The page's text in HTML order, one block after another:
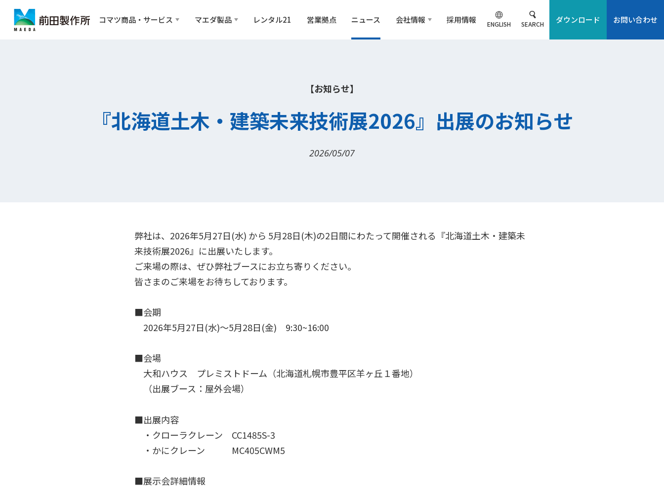
コマツ商品・サービス マエダ製品 レンタル21 営業拠点 ニュース 会社情報 採用情報 ENGLISH SEARCH ダウンロード お問い合わせ
【お知らせ】
『北海道土木・建築未来技術展2026』出展のお知らせ
2026/05/07
弊社は、2026年5月27日(水) から 5月28日(木)の2日間にわたって開催される『北海道土木・建築未
来技術展2026』に出展いたします。
ご来場の際は、ぜひ弊社ブースにお立ち寄りください。
皆さまのご来場をお待ちしております。
■会期
2026年5月27日(水)～5月28日(金) 9:30~16:00
■会場
大和ハウス プレミストドーム（北海道札幌市豊平区羊ヶ丘１番地）
（出展ブース：屋外会場）
■出展内容
・クローラクレーン CC1485S-3
・かにクレーン MC405CWM5
■展示会詳細情報